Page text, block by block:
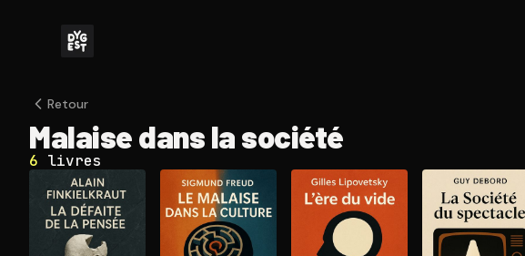
Retour
Malaise dans la société
6 livres